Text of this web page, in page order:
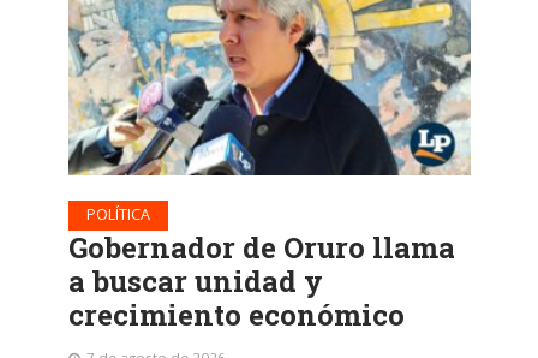
POLÍTICA
Gobernador de Oruro llama
a buscar unidad y
crecimiento económico